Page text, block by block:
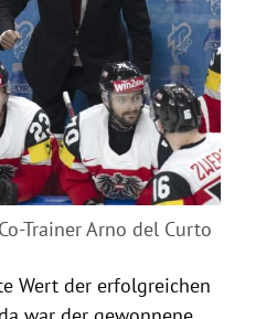
Trainer Arno del Curto
Wert der erfolgreichen